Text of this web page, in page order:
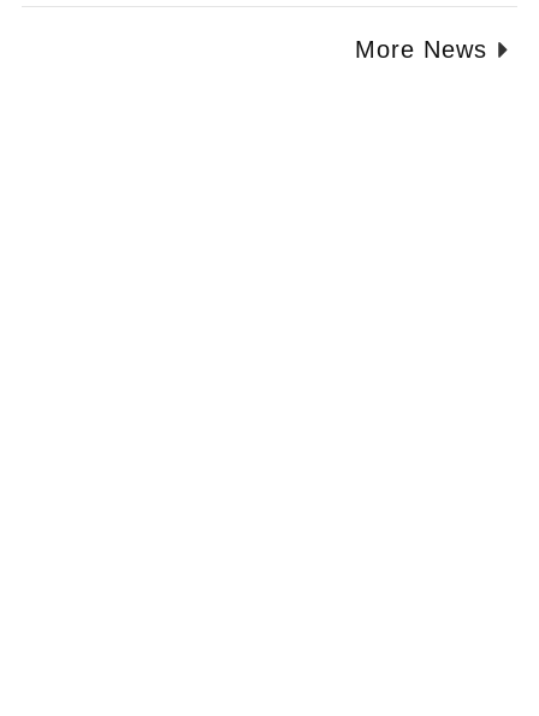
More News